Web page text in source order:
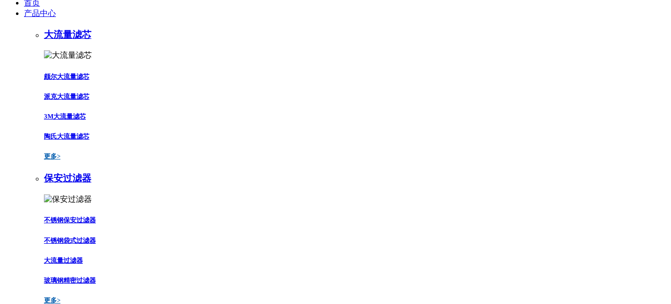
首页
产品中心
大流量滤芯
颇尔大流量滤芯
派克大流量滤芯
3M大流量滤芯
陶氏大流量滤芯
更多>
保安过滤器
不锈钢保安过滤器
不锈钢袋式过滤器
大流量过滤器
玻璃钢精密过滤器
更多>